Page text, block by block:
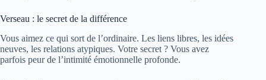
Verseau : le secret de la différence
Vous aimez ce qui sort de l’ordinaire. Les liens libres, les idées
neuves, les relations atypiques. Votre secret ? Vous avez
parfois peur de l’intimité émotionnelle profonde.